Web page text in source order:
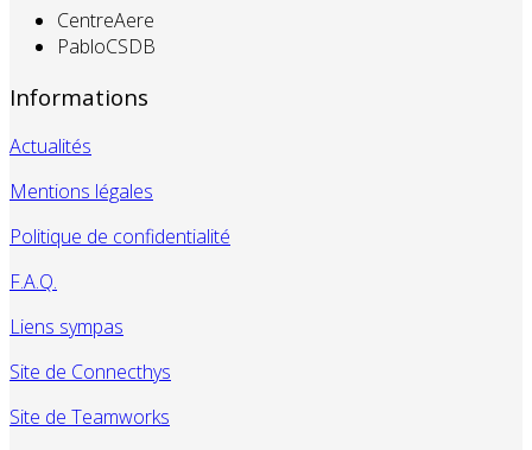
CentreAere
PabloCSDB
Informations
Actualités
Mentions légales
Politique de confidentialité
F.A.Q.
Liens sympas
Site de Connecthys
Site de Teamworks